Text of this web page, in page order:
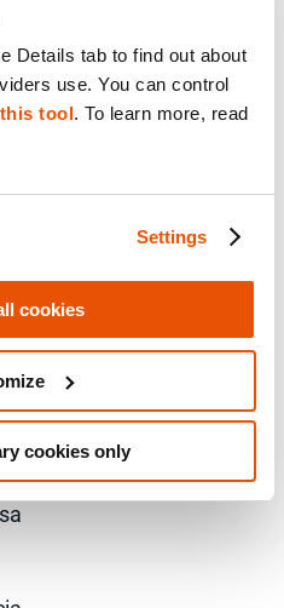
Details tab to find out about
use. You can control
this tool. To learn more, read
Settings
cookies
cookies only
PÚBLICA
DE EE. UU.